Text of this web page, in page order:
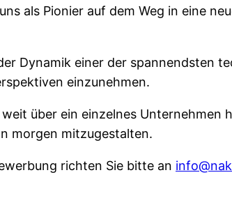
als Pionier auf dem Weg in eine
Dynamik einer der spannendsten
einzunehmen.
über ein einzelnes Unternehmen
morgen mitzugestalten.
richten Sie bitte an